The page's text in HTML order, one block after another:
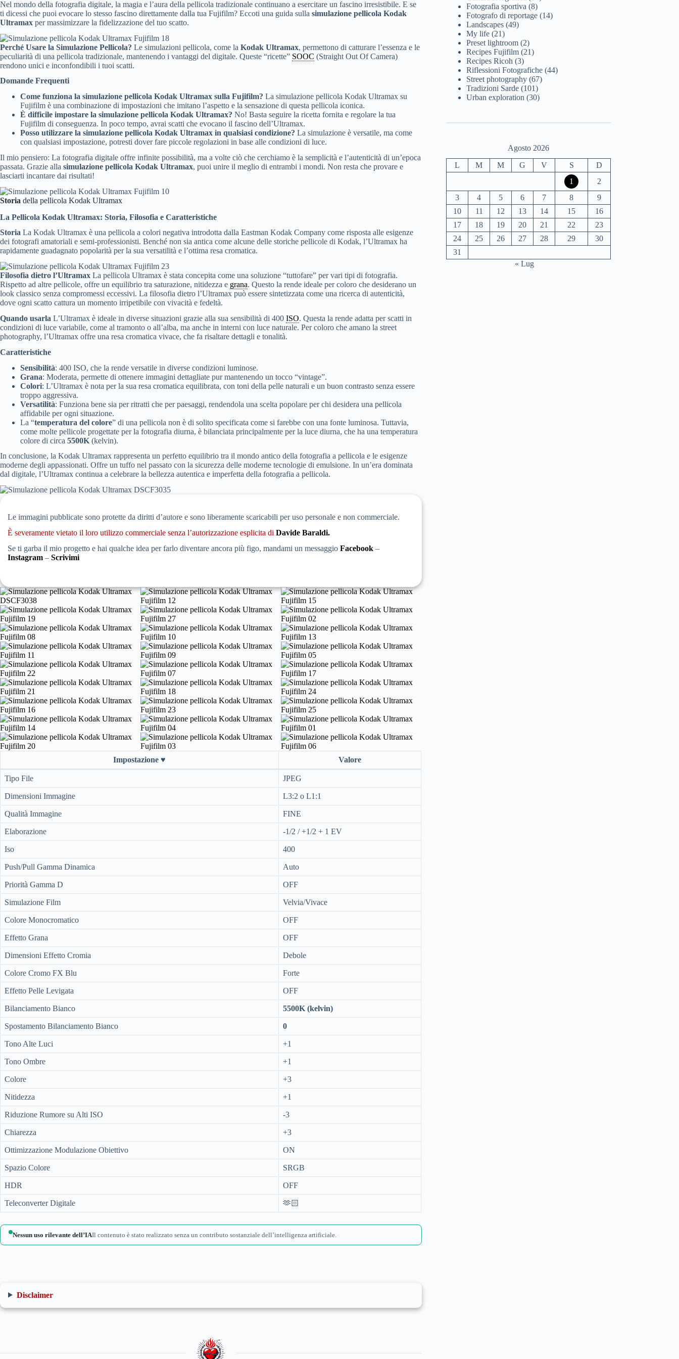
Nel mondo della fotografia digitale, la magia e l’aura della pellicola tradizionale continuano a esercitare un fascino irresistibile. E se
ti dicessi che puoi evocare lo stesso fascino direttamente dalla tua Fujifilm? Eccoti una guida sulla simulazione pellicola Kodak
Ultramax per massimizzare la fidelizzazione del tuo scatto.
Simulazione pellicola Kodak Ultramax Fujifilm 18
Perché Usare la Simulazione Pellicola? Le simulazioni pellicola, come la Kodak Ultramax, permettono di catturare l’essenza e le
peculiarità di una pellicola tradizionale, mantenendo i vantaggi del digitale. Queste “ricette” SOOC (Straight Out Of Camera)
rendono unici e inconfondibili i tuoi scatti.
Domande Frequenti
Come funziona la simulazione pellicola Kodak Ultramax sulla Fujifilm? La simulazione pellicola Kodak Ultramax su
Fujifilm è una combinazione di impostazioni che imitano l’aspetto e la sensazione di questa pellicola iconica.
È difficile impostare la simulazione pellicola Kodak Ultramax? No! Basta seguire la ricetta fornita e regolare la tua
Fujifilm di conseguenza. In poco tempo, avrai scatti che evocano il fascino dell’Ultramax.
Posso utilizzare la simulazione pellicola Kodak Ultramax in qualsiasi condizione? La simulazione è versatile, ma come
con qualsiasi impostazione, potresti dover fare piccole regolazioni in base alle condizioni di luce.
Il mio pensiero: La fotografia digitale offre infinite possibilità, ma a volte ciò che cerchiamo è la semplicità e l’autenticità di un’epoca
passata. Grazie alla simulazione pellicola Kodak Ultramax, puoi unire il meglio di entrambi i mondi. Non resta che provare e
lasciarti incantare dai risultati!
Storia della pellicola Kodak Ultramax
La Pellicola Kodak Ultramax: Storia, Filosofia e Caratteristiche
Storia La Kodak Ultramax è una pellicola a colori negativa introdotta dalla Eastman Kodak Company come risposta alle esigenze
dei fotografi amatoriali e semi-professionisti. Benché non sia antica come alcune delle storiche pellicole di Kodak, l’Ultramax ha
rapidamente guadagnato popolarità per la sua versatilità e l’ottima resa cromatica.
Filosofia dietro l’Ultramax La pellicola Ultramax è stata concepita come una soluzione “tuttofare” per vari tipi di fotografia.
Rispetto ad altre pellicole, offre un equilibrio tra saturazione, nitidezza e grana. Questo la rende ideale per coloro che desiderano un
look classico senza compromessi eccessivi. La filosofia dietro l’Ultramax può essere sintetizzata come una ricerca di autenticità,
dove ogni scatto cattura un momento irripetibile con vivacità e fedeltà.
Quando usarla L’Ultramax è ideale in diverse situazioni grazie alla sua sensibilità di 400 ISO. Questa la rende adatta per scatti in
condizioni di luce variabile, come al tramonto o all’alba, ma anche in interni con luce naturale. Per coloro che amano la street
photography, l’Ultramax offre una resa cromatica vivace, che fa risaltare dettagli e tonalità.
Caratteristiche
Sensibilità: 400 ISO, che la rende versatile in diverse condizioni luminose.
Grana: Moderata, permette di ottenere immagini dettagliate pur mantenendo un tocco “vintage”.
Colori: L’Ultramax è nota per la sua resa cromatica equilibrata, con toni della pelle naturali e un buon contrasto senza essere
troppo aggressiva.
Versatilità: Funziona bene sia per ritratti che per paesaggi, rendendola una scelta popolare per chi desidera una pellicola
affidabile per ogni situazione.
La “temperatura del colore” di una pellicola non è di solito specificata come si farebbe con una fonte luminosa. Tuttavia,
come molte pellicole progettate per la fotografia diurna, è bilanciata principalmente per la luce diurna, che ha una temperatura
colore di circa 5500K (kelvin).
In conclusione, la Kodak Ultramax rappresenta un perfetto equilibrio tra il mondo antico della fotografia a pellicola e le esigenze
moderne degli appassionati. Offre un tuffo nel passato con la sicurezza delle moderne tecnologie di emulsione. In un’era dominata
dal digitale, l’Ultramax continua a celebrare la bellezza autentica e imperfetta della fotografia a pellicola.
Le immagini pubblicate sono protette da diritti d’autore e sono liberamente scaricabili per uso personale e non commerciale.
È severamente vietato il loro utilizzo commerciale senza l’autorizzazione esplicita di Davide Baraldi.
Se ti garba il mio progetto e hai qualche idea per farlo diventare ancora più figo, mandami un messaggio Facebook –
Instagram – Scrivimi
Impostazione ♥️ Valore
Tipo File JPEG
Dimensioni Immagine L3:2 o L1:1
Qualità Immagine FINE
Elaborazione -1/2 / +1/2 + 1 EV
Iso 400
Push/Pull Gamma Dinamica Auto
Priorità Gamma D OFF
Simulazione Film Velvia/Vivace
Colore Monocromatico OFF
Effetto Grana OFF
Dimensioni Effetto Cromia Debole
Colore Cromo FX Blu Forte
Effetto Pelle Levigata OFF
Bilanciamento Bianco 5500K (kelvin)
Spostamento Bilanciamento Bianco 0
Tono Alte Luci +1
Tono Ombre +1
Colore +3
Nitidezza +1
Riduzione Rumore su Alti ISO -3
Chiarezza +3
Ottimizzazione Modulazione Obiettivo ON
Spazio Colore SRGB
HDR OFF
Teleconverter Digitale 🫶🏻
Nessun uso rilevante dell’IAIl contenuto è stato realizzato senza un contributo sostanziale dell’intelligenza artificiale.
Disclaimer
Fotografia sportiva (8)
Fotografo di reportage (14)
Landscapes (49)
My life (21)
Preset lightroom (2)
Recipes Fujifilm (21)
Recipes Ricoh (3)
Riflessioni Fotografiche (44)
Street photography (67)
Tradizioni Sarde (101)
Urban exploration (30)
Agosto 2026
L M M G V S
D
1
2
3
4 5 6 7 8
9
10
11 12 13 14 15
16
17
18 19 20 21 22
23
24
25 26 27 28 29
30
31
« Lug